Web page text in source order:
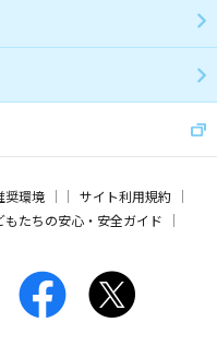
奨環境
サイト利用規約
もたちの安心・安全ガイド